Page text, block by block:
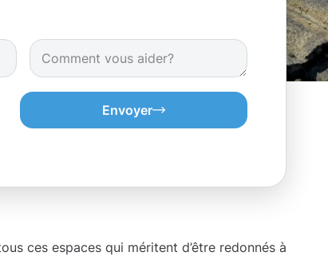
Envoyer
ces espaces qui méritent d’être redonnés à